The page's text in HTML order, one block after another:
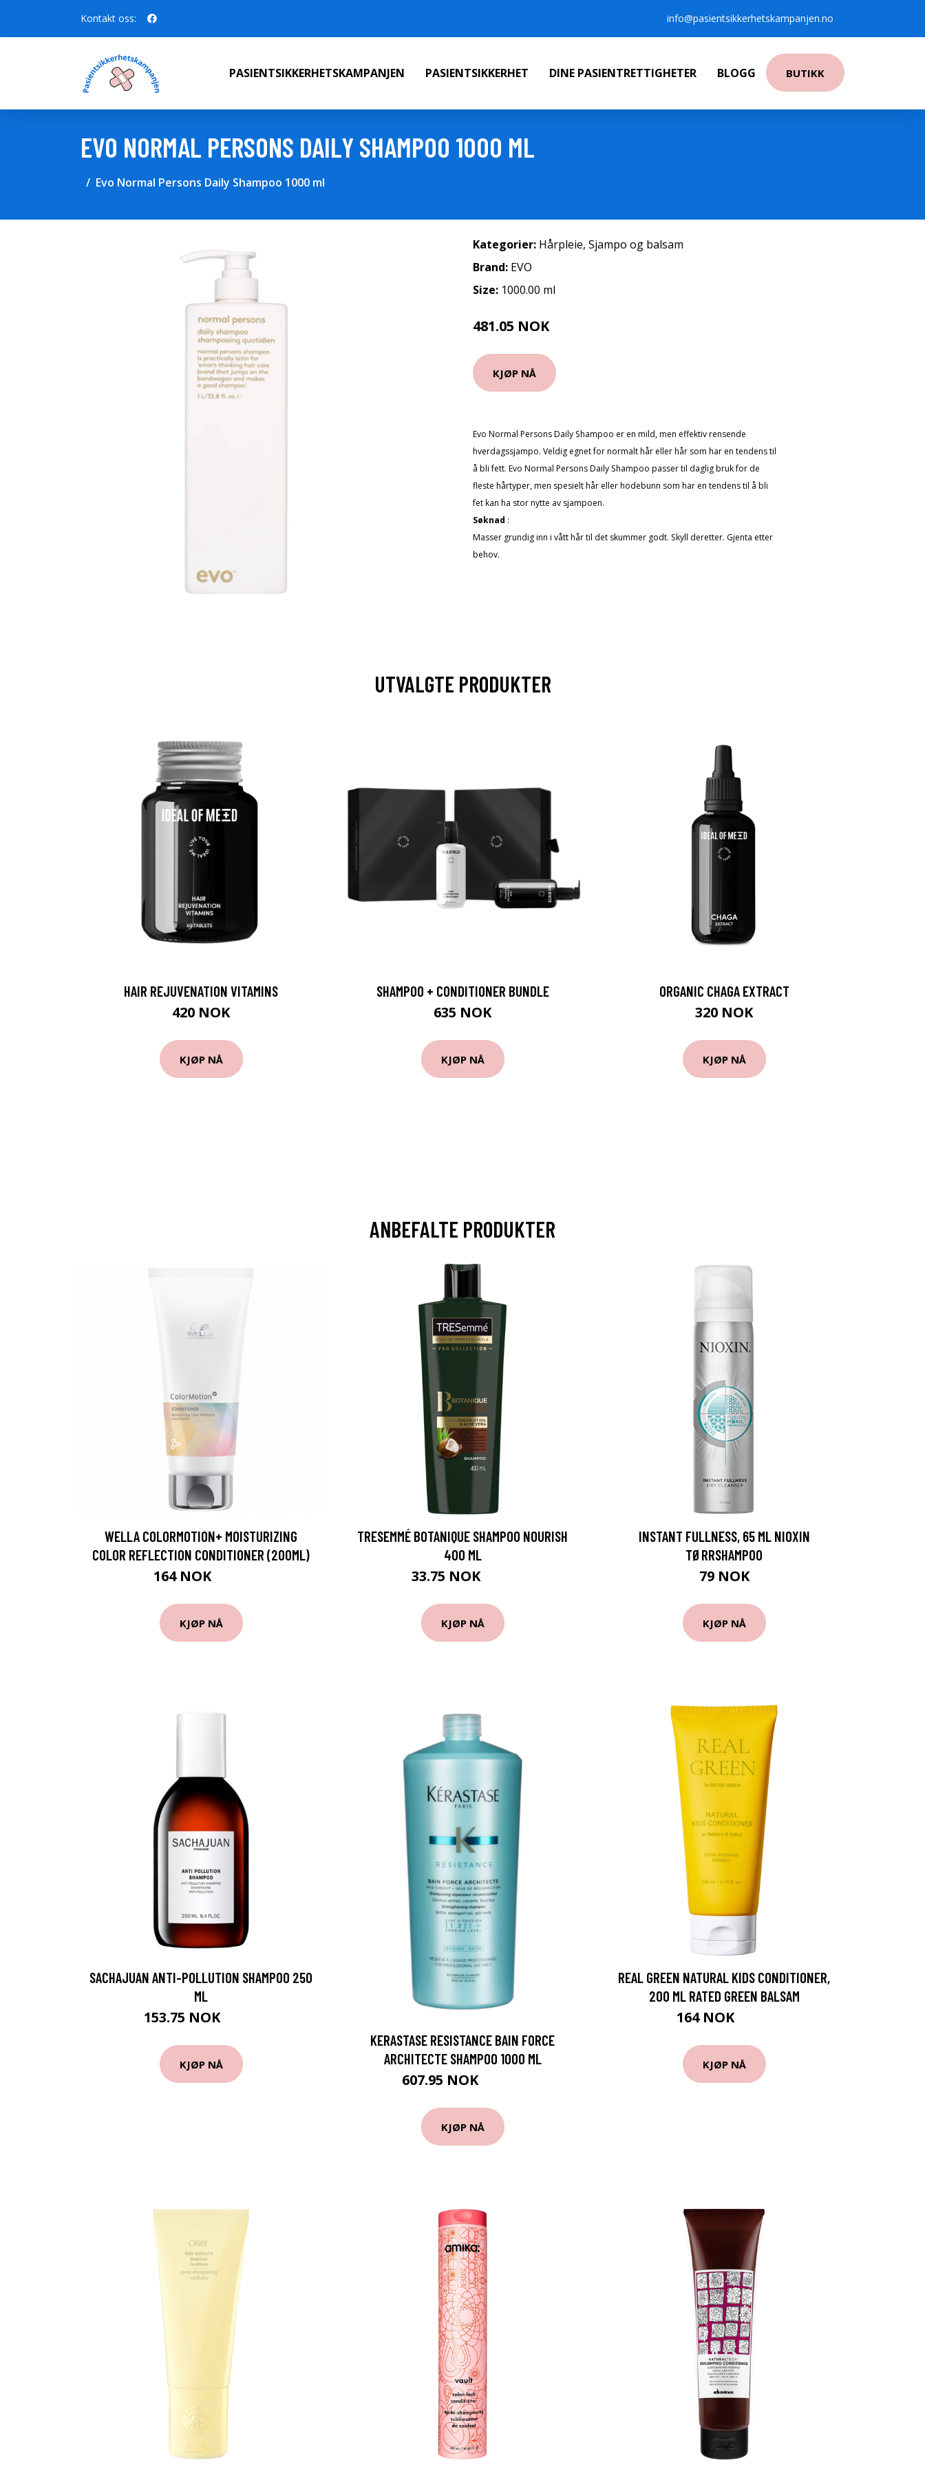
Kontakt oss: info@pasientsikkerhetskampanjen.no
PASIENTSIKKERHETSKAMPANJEN PASIENTSIKKERHET DINE PASIENTRETTIGHETER BLOGG BUTIKK
EVO NORMAL PERSONS DAILY SHAMPOO 1000 ML
Evo Normal Persons Daily Shampoo 1000 ml
Kategorier: Hårpleie, Sjampo og balsam
Brand: EVO
Size: 1000.00 ml
481.05 NOK
KJØP NÅ
Evo Normal Persons Daily Shampoo er en mild, men effektiv rensende
hverdagssjampo. Veldig egnet for normalt hår eller hår som har en tendens til
å bli fett. Evo Normal Persons Daily Shampoo passer til daglig bruk for de
fleste hårtyper, men spesielt hår eller hodebunn som har en tendens til å bli
fet kan ha stor nytte av sjampoen.
Søknad :
Masser grundig inn i vått hår til det skummer godt. Skyll deretter. Gjenta etter
behov.
UTVALGTE PRODUKTER
HAIR REJUVENATION VITAMINS
420 NOK
KJØP NÅ
SHAMPOO + CONDITIONER BUNDLE
635 NOK
KJØP NÅ
ORGANIC CHAGA EXTRACT
320 NOK
KJØP NÅ
ANBEFALTE PRODUKTER
WELLA COLORMOTION+ MOISTURIZING
COLOR REFLECTION CONDITIONER (200ML)
164 NOK
KJØP NÅ
TRESEMMÉ BOTANIQUE SHAMPOO NOURISH
400 ML
33.75 NOK
KJØP NÅ
INSTANT FULLNESS, 65 ML NIOXIN
TØRRSHAMPOO
79 NOK
KJØP NÅ
SACHAJUAN ANTI-POLLUTION SHAMPOO 250
ML
153.75 NOK
KJØP NÅ
KERASTASE RESISTANCE BAIN FORCE
ARCHITECTE SHAMPOO 1000 ML
607.95 NOK
KJØP NÅ
REAL GREEN NATURAL KIDS CONDITIONER,
200 ML RATED GREEN BALSAM
164 NOK
KJØP NÅ